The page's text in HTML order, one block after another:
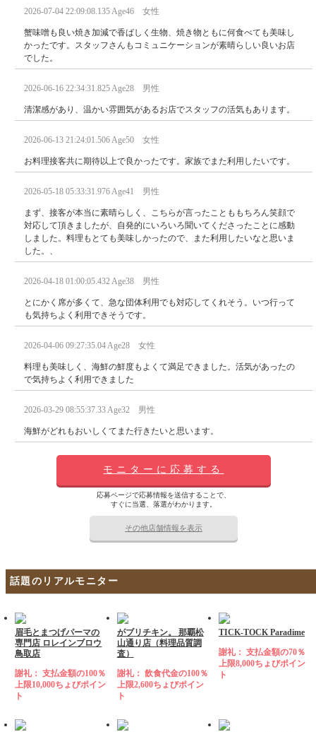
2026-07-04 22:09:08.135 Age46 女性
蟹味噌も良い焼き加減で香ばしく生物、焼き物ともに何食べても美味し
かったです。スタッフさんもコミュニケーションが素晴らしい良いお店
でした。
2026-06-16 22:34:31.825 Age28 男性
清潔感があり、温かい雰囲気があるお店でスタッフの活気もあります。
2026-06-13 21:24:01.506 Age50 女性
お料理接客共に期待以上で良かったです。家族でまた利用したいです。
2026-05-18 05:33:31.976 Age41 男性
まず、接客が本当に素晴らしく、こちらが言ったことももちろん笑顔で
対応して頂きましたが、自発的にいろいろ聞いてくださったことに感動
しました。料理もとても美味しかったので、また利用したいなと思いま
した。、
2026-04-18 01:00:05.432 Age38 男性
とにかく席が多くて、急な団体利用でも対応してくれそう。いつ行って
も気持ちよく利用できそうです。
2026-04-06 09:27:35.04 Age28 女性
料理も美味しく、海鮮の鮮度もよくて満足できました。活気があったの
で気持ちよく利用できました
2026-03-29 08:55:37.33 Age32 男性
海鮮がどれもおいしくてまた行きたいと思います。
モニターに応募する
応募ページで応募情報を送信することで、
すぐに当選、落選がわかります。
その他店舗情報を表示
話題のリアルモニター
眉毛とまつげパーマの
専門店 ロレインブロウ
鳥取店
謝礼： 支払金額の100％
上限10,000ちょびポイン
ト
がブリチキン。 那覇松
山通り店（料理品質調
査）
謝礼： 飲食代金の100％
上限2,600ちょびポイン
ト
TICK-TOCK Paradime
謝礼： 支払金額の70％
上限8,000ちょびポイン
ト